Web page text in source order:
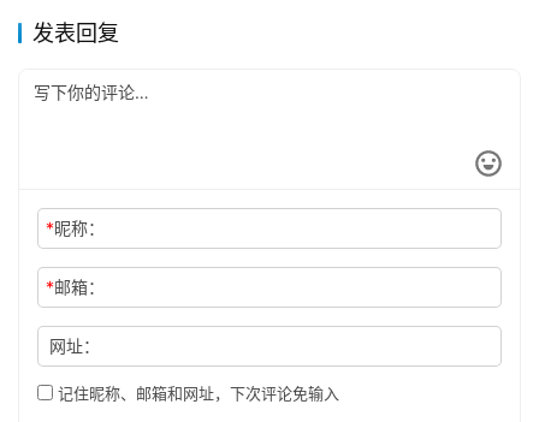
发表回复
*昵称：
*邮箱：
网址：
记住昵称、邮箱和网址，下次评论免输入